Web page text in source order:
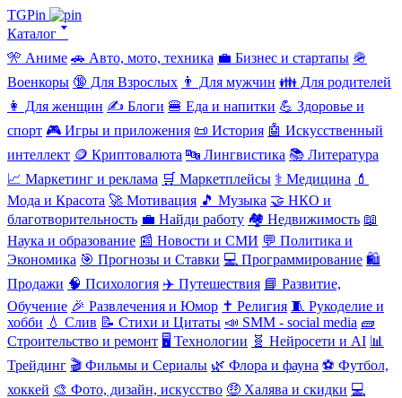
TGPin
Каталог 🢓
🎌 Аниме 🚗 Авто, мото, техника 💼 Бизнес и стартапы 🪖
Военкоры 🔞 Для Взрослых 👨 Для мужчин 👪 Для родителей
👩 Для женщин ✍️ Блоги 🍔 Еда и напитки 💪 Здоровье и
спорт 🎮 Игры и приложения 📜 История 🤖 Искусственный
интеллект 🪙 Криптовалюта 🔤 Лингвистика 📚 Литература
📈 Маркетинг и реклама 🛒 Маркетплейсы ⚕️ Медицина 💄
Мода и Красота 🚀 Мотивация 🎵 Музыка 🤝 НКО и
благотворительность 💼 Найди работу 🏘️ Недвижимость 📖
Наука и образование 📰 Новости и СМИ 💬 Политика и
Экономика 🎯 Прогнозы и Ставки 💻 Программирование 🛍️
Продажи 🧠 Психология ✈️ Путешествия 📘 Развитие,
Обучение 🎉 Развлечения и Юмор ✝️ Религия 🧵 Рукоделие и
хобби 💧 Слив 📝 Стихи и Цитаты 📣 SMM - social media 🧱
Строительство и ремонт 🖥️ Технологии 🧬 Нейросети и AI 📊
Трейдинг 🎬 Фильмы и Сериалы 🌿 Флора и фауна ⚽ Футбол,
хоккей 🎨 Фото, дизайн, искусство 🤑 Халява и скидки 💻